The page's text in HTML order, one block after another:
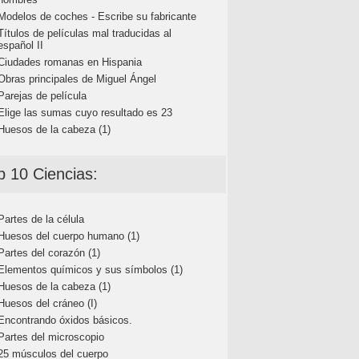
de coches - Escribe su fabricante
de películas mal traducidas al
II
romanas en Hispania
principales de Miguel Ángel
de película
las sumas cuyo resultado es 23
de la cabeza (1)
10 Ciencias:
de la célula
del cuerpo humano (1)
del corazón (1)
químicos y sus símbolos (1)
de la cabeza (1)
del cráneo (I)
óxidos básicos.
del microscopio
músculos del cuerpo